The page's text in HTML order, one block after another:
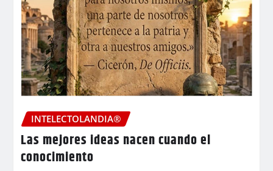
INTELECTOLANDIA®
Las mejores ideas nacen cuando el
conocimiento